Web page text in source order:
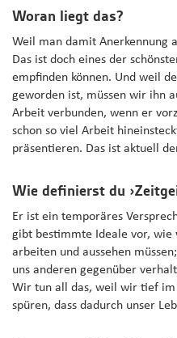
Woran liegt das?
Weil man damit Anerkennung
Das ist doch eines der
empfinden können. Und weil
geworden ist, müssen wir ihn
Arbeit verbunden, wenn er
schon so viel Arbeit
präsentieren. Das ist aktuell
Wie definierst du
Er ist ein temporäres
gibt bestimmte Ideale vor, wie
arbeiten und aussehen
uns anderen gegenüber
Wir tun all das, weil wir tief im
spüren, dass dadurch unser